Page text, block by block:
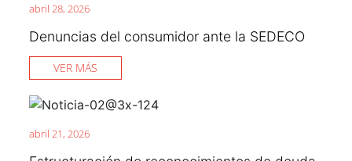
abril 28, 2026
Denuncias del consumidor ante la SEDECO
VER MÁS
abril 21, 2026